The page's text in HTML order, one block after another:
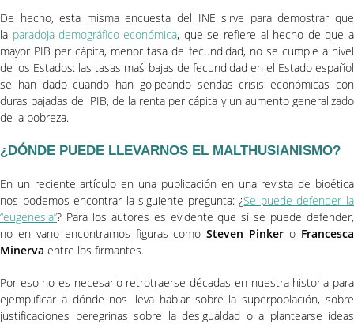
De hecho, esta misma encuesta del INE sirve para demostrar que
la paradoja demográfico-económica, que se refiere al hecho de que a
mayor PIB per cápita, menor tasa de fecundidad, no se cumple a nivel
de los Estados: las tasas maś bajas de fecundidad en el Estado español
se han dado cuando han golpeando sendas crisis económicas con
duras bajadas del PIB, de la renta per cápita y un aumento generalizado
de la pobreza.
¿DÓNDE PUEDE LLEVARNOS EL MALTHUSIANISMO?
En un reciente artículo en una publicación en una revista de bioética
nos podemos encontrar la siguiente pregunta: ¿Se puede defender la
“eugenesia”? Para los autores es evidente que sí se puede defender,
no en vano encontramos figuras comoSteven Pinker o Francesca
Minerva entre los firmantes.
Por eso no es necesario retrotraerse décadas en nuestra historia para
ejemplificar a dónde nos lleva hablar sobre la superpoblación, sobre
justificaciones peregrinas sobre la desigualdad o a plantearse ideas